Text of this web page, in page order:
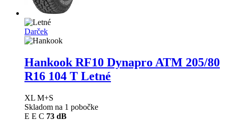
Darček
Hankook RF10 Dynapro ATM 205/80
R16 104 T Letné
XL M+S
Skladom na 1 pobočke
E E C 73 dB